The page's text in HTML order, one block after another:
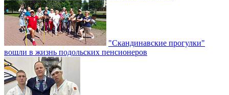
"Скандинавские прогулки"
вошли в жизнь подольских пенсионеров